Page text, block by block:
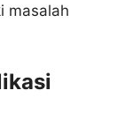
masalah